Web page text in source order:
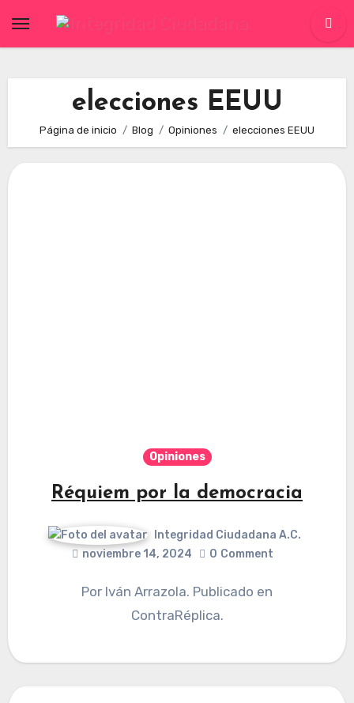
elecciones EEUU
Página de inicio Blog Opiniones elecciones EEUU
Opiniones
Réquiem por la democracia
Integridad Ciudadana A.C.
noviembre 14, 2024
0 Comment
Por Iván Arrazola. Publicado en
ContraRéplica.